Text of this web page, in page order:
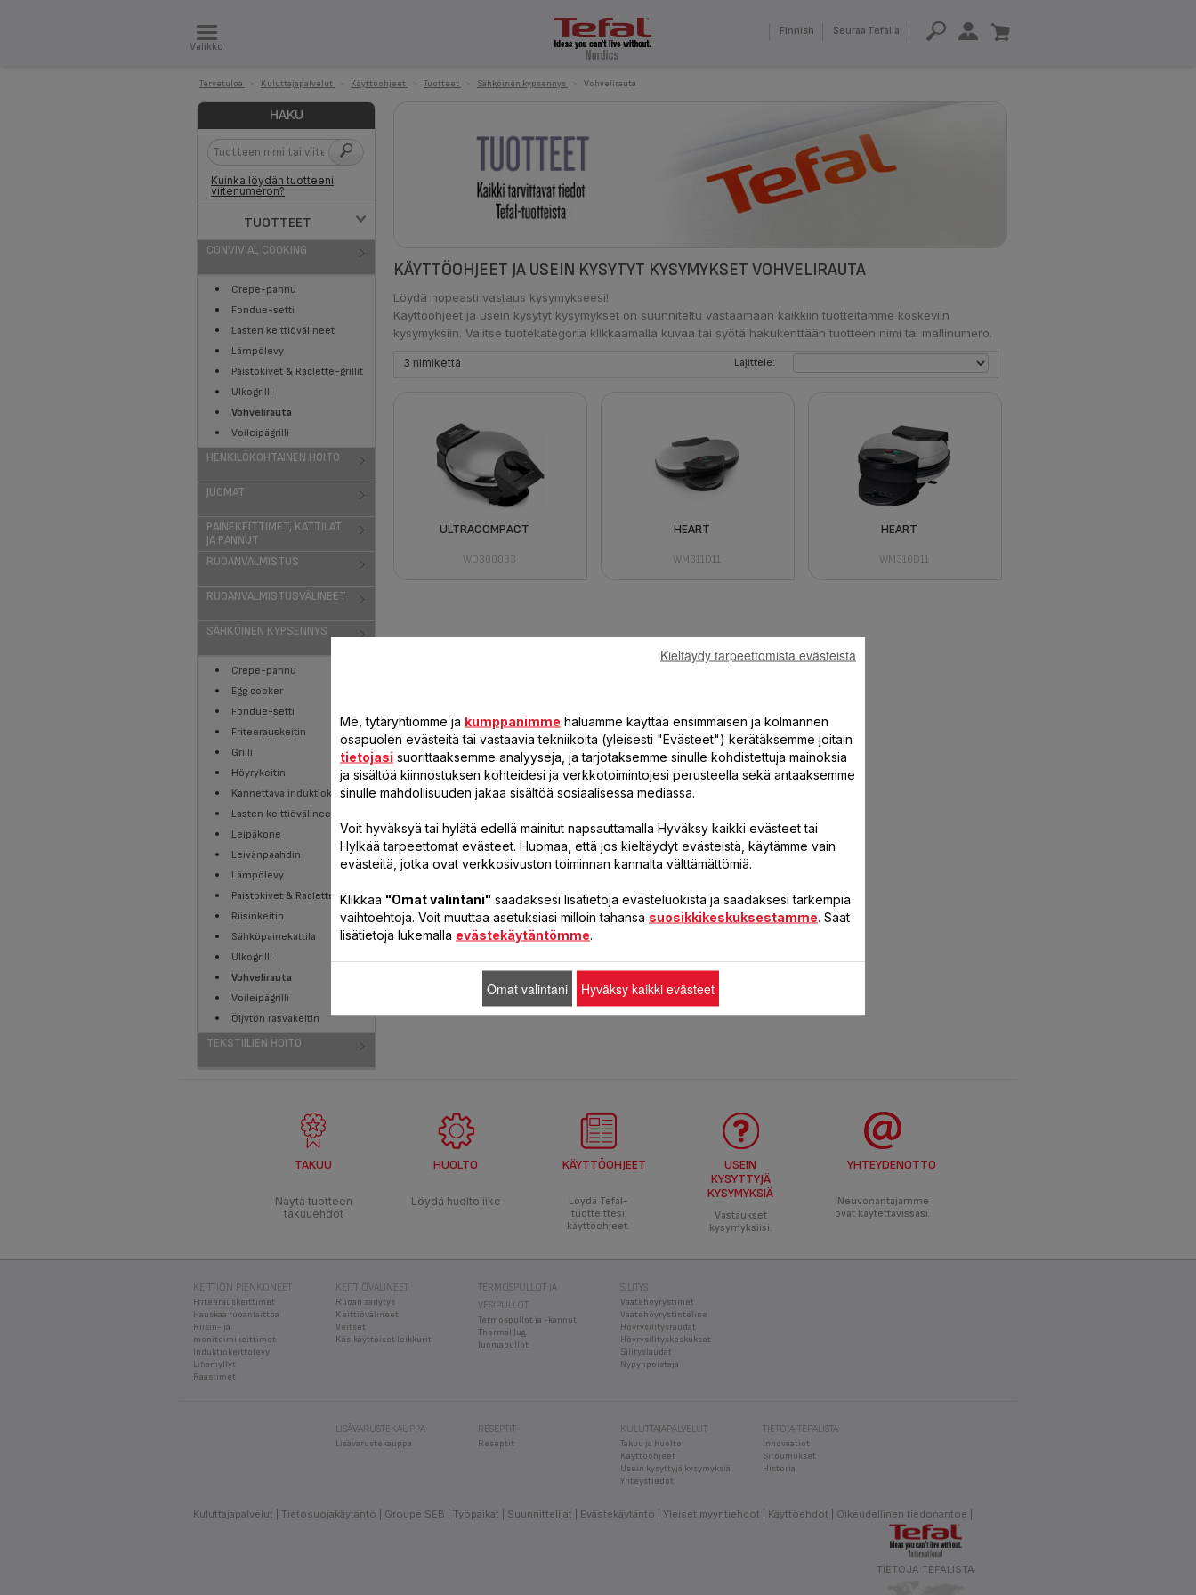
Valikko
Finnish Seuraa Tefalia
Tervetuloa Kuluttajapalvelut Käyttöohjeet Tuotteet Sähköinen kypsennys Vohvelirauta
HAKU
Kuinka löydän tuotteeni
viitenumeron?
TUOTTEET
CONVIVIAL COOKING
Crepe-pannu
Fondue-setti
Lasten keittiövälineet
Lämpölevy
Paistokivet & Raclette-grillit
Ulkogrilli
Vohvelirauta
Voileipägrilli
HENKILÖKOHTAINEN HOITO
JUOMAT
PAINEKEITTIMET, KATTILAT
JA PANNUT
RUOANVALMISTUS
RUOANVALMISTUSVÄLINEET
SÄHKÖINEN KYPSENNYS
Crepe-pannu
Egg cooker
Fondue-setti
Friteerauskeitin
Grilli
Höyrykeitin
Kannettava induktiokeittolevy
Lasten keittiövälineet
Leipäkone
Leivänpaahdin
Lämpölevy
Paistokivet & Raclette-grillit
Riisinkeitin
Sähköpainekattila
Ulkogrilli
Vohvelirauta
Voileipägrilli
Öljytön rasvakeitin
TEKSTIILIEN HOITO
KÄYTTÖOHJEET JA USEIN KYSYTYT KYSYMYKSET VOHVELIRAUTA
Löydä nopeasti vastaus kysymykseesi!
Käyttöohjeet ja usein kysytyt kysymykset on suunniteltu vastaamaan kaikkiin tuotteitamme koskeviin
kysymyksiin. Valitse tuotekategoria klikkaamalla kuvaa tai syötä hakukenttään tuotteen nimi tai mallinumero.
Lajittele:
3 nimikettä
ULTRACOMPACT
WD300033
HEART
WM311D11
HEART
WM310D11
TAKUU
Näytä tuotteen
takuuehdot
HUOLTO
Löydä huoltoliike
KÄYTTÖOHJEET
Löydä Tefal-
tuotteittesi
käyttöohjeet.
USEIN
KYSYTTYJÄ
KYSYMYKSIÄ
Vastaukset
kysymyksiisi.
YHTEYDENOTTO
Neuvonantajamme
ovat käytettävissäsi.
KEITTIÖN PIENKONEET
Friteerauskeittimet
Hauskaa ruoanlaittoa
Riisin- ja
monitoimikeittimet
Induktiokeittolevy
Lihamyllyt
Raastimet
KEITTIÖVÄLINEET
Ruoan säilytys
Keittiövälineet
Veitset
Käsikäyttöiset leikkurit
TERMOSPULLOT JA
VESIPULLOT
Termospullot ja -kannut
Thermal Jug
Juomapullot
SILITYS
Vaatehöyrystimet
Vaatehöyrystinteline
Höyrysilitysraudat
Höyrysilityskeskukset
Silityslaudat
Nypynpoistaja
LISÄVARUSTEKAUPPA
Lisävarustekauppa
RESEPTIT
Reseptit
KULUTTAJAPALVELUT
Takuu ja huolto
Käyttöohjeet
Usein kysyttyjä kysymyksiä
Yhteystiedot
TIETOJA TEFALISTA
Innovaatiot
Sitoumukset
Historia
Kuluttajapalvelut Tietosuojakäytäntö Groupe SEB Työpaikat Suunnittelijat Evästekäytäntö Yleiset myyntiehdot Käyttöehdot Oikeudellinen tiedonantoe
TIETOJA TEFALISTA
Me, tytäryhtiömme ja kumppanimme haluamme käyttää ensimmäisen ja kolmannen
osapuolen evästeitä tai vastaavia tekniikoita (yleisesti "Evästeet") kerätäksemme joitain
tietojasi suorittaaksemme analyyseja, ja tarjotaksemme sinulle kohdistettuja mainoksia
ja sisältöä kiinnostuksen kohteidesi ja verkkotoimintojesi perusteella sekä antaaksemme
sinulle mahdollisuuden jakaa sisältöä sosiaalisessa mediassa.
Voit hyväksyä tai hylätä edellä mainitut napsauttamalla Hyväksy kaikki evästeet tai
Hylkää tarpeettomat evästeet. Huomaa, että jos kieltäydyt evästeistä, käytämme vain
evästeitä, jotka ovat verkkosivuston toiminnan kannalta välttämättömiä.
Klikkaa "Omat valintani" saadaksesi lisätietoja evästeluokista ja saadaksesi tarkempia
vaihtoehtoja. Voit muuttaa asetuksiasi milloin tahansa suosikkikeskuksestamme. Saat
lisätietoja lukemalla evästekäytäntömme.
Kieltäydy tarpeettomista evästeistä
Omat valintani Hyväksy kaikki evästeet